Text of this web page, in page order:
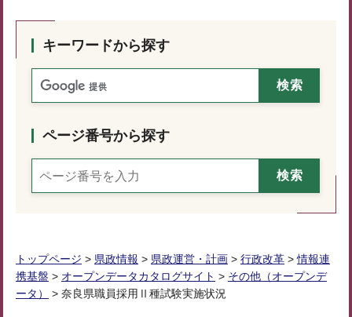
キーワードから探す
ページ番号から探す
トップページ > 県政情報 > 県政運営・計画 > 行政改革 >情報連
携基盤 > オープンデータカタログサイト > その他（オープンデ
ータ）
> 奈良県職員採用Ⅱ種試験実施状況